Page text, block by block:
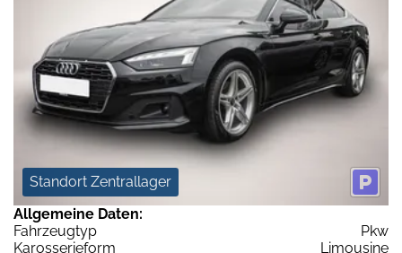
Standort Zentrallager
Allgemeine Daten:
Fahrzeugtyp
Pkw
Karosserieform
Limousine